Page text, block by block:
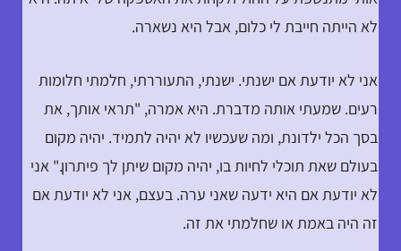
לא הייתה חייבת לי כלום, אבל היא נשארה.
אני לא יודעת אם ישנתי. ישנתי, התעוררתי, חלמתי חלומות
רעים. שמעתי אותה מדברת. היא אמרה, "תראי אותך, את
בסך הכל ילדונת, ומה שעכשיו לא יהיה לתמיד. יהיה מקום
בעולם שאת תוכלי לחיות בו, יהיה מקום שיתן לך פיתרון." אני
לא יודעת אם היא ידעה שאני ערה. בעצם, אני לא יודעת אם
זה היה באמת או שחלמתי את זה.